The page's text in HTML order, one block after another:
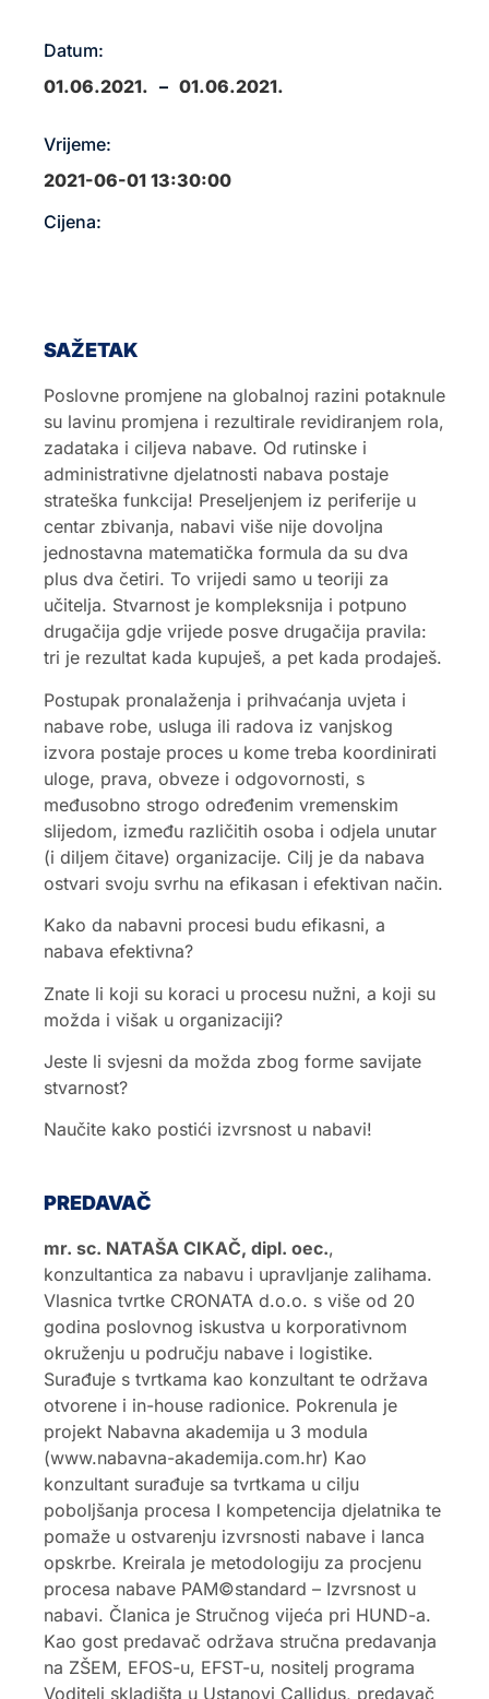
Datum:
01.06.2021. – 01.06.2021.
Vrijeme:
2021-06-01 13:30:00
Cijena:
SAŽETAK
Poslovne promjene na globalnoj razini potaknule
su lavinu promjena i rezultirale revidiranjem rola,
zadataka i ciljeva nabave. Od rutinske i
administrativne djelatnosti nabava postaje
strateška funkcija! Preseljenjem iz periferije u
centar zbivanja, nabavi više nije dovoljna
jednostavna matematička formula da su dva
plus dva četiri. To vrijedi samo u teoriji za
učitelja. Stvarnost je kompleksnija i potpuno
drugačija gdje vrijede posve drugačija pravila:
tri je rezultat kada kupuješ, a pet kada prodaješ.
Postupak pronalaženja i prihvaćanja uvjeta i
nabave robe, usluga ili radova iz vanjskog
izvora postaje proces u kome treba koordinirati
uloge, prava, obveze i odgovornosti, s
međusobno strogo određenim vremenskim
slijedom, između različitih osoba i odjela unutar
(i diljem čitave) organizacije. Cilj je da nabava
ostvari svoju svrhu na efikasan i efektivan način.
Kako da nabavni procesi budu efikasni, a
nabava efektivna?
Znate li koji su koraci u procesu nužni, a koji su
možda i višak u organizaciji?
Jeste li svjesni da možda zbog forme savijate
stvarnost?
Naučite kako postići izvrsnost u nabavi!
PREDAVAČ
mr. sc. NATAŠA CIKAČ, dipl. oec.,
konzultantica za nabavu i upravljanje zalihama.
Vlasnica tvrtke CRONATA d.o.o. s više od 20
godina poslovnog iskustva u korporativnom
okruženju u području nabave i logistike.
Surađuje s tvrtkama kao konzultant te održava
otvorene i in-house radionice. Pokrenula je
projekt Nabavna akademija u 3 modula
(www.nabavna-akademija.com.hr) Kao
konzultant surađuje sa tvrtkama u cilju
poboljšanja procesa I kompetencija djelatnika te
pomaže u ostvarenju izvrsnosti nabave i lanca
opskrbe. Kreirala je metodologiju za procjenu
procesa nabave PAM©standard – Izvrsnost u
nabavi. Članica je Stručnog vijeća pri HUND-a.
Kao gost predavač održava stručna predavanja
na ZŠEM, EFOS-u, EFST-u, nositelj programa
Voditelj skladišta u Ustanovi Callidus, predavač